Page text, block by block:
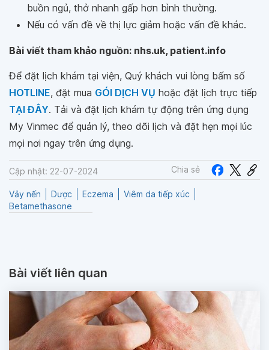
buồn ngủ, thở nhanh gấp hơn bình thường.
Nếu có vấn đề về thị lực giảm hoặc vấn đề khác.
Bài viết tham khảo nguồn: nhs.uk, patient.info
Để đặt lịch khám tại viện, Quý khách vui lòng bấm số
HOTLINE, đặt mua GÓI DỊCH VỤ hoặc đặt lịch trực tiếp
TẠI ĐÂY. Tải và đặt lịch khám tự động trên ứng dụng
My Vinmec để quản lý, theo dõi lịch và đặt hẹn mọi lúc
mọi nơi ngay trên ứng dụng.
Cập nhật: 22-07-2024 Chia sẻ
Vảy nến Dược Eczema
Viêm da tiếp xúc
Betamethasone
Bài viết liên quan